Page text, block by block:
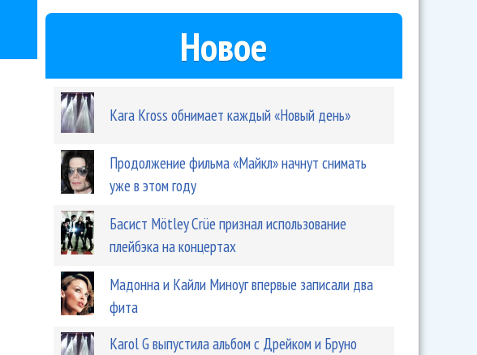
Новое
Kara Kross обнимает каждый «Новый день»
Продолжение фильма «Майкл» начнут снимать
уже в этом году
Басист Mötley Crüe признал использование
плейбэка на концертах
Мадонна и Кайли Миноуг впервые записали два
фита
Karol G выпустила альбом с Дрейком и Бруно